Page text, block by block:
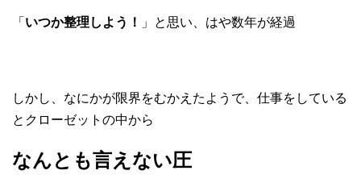
「いつか整理しよう！ 」と思い、はや数年が経過
しかし、なにかが限界をむかえたようで、仕事をしている
とクローゼットの中から
なんとも言えない圧